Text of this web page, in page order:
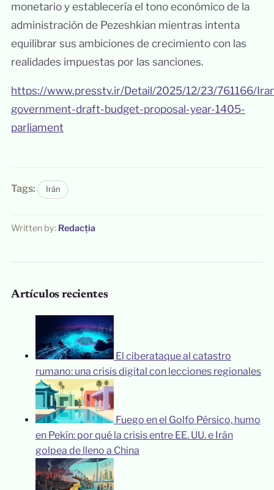
monetario y establecería el tono económico de la
administración de Pezeshkian mientras intenta
equilibrar sus ambiciones de crecimiento con las
realidades impuestas por las sanciones.
https://www.presstv.ir/Detail/2025/12/23/761166/
government-draft-budget-proposal-year-1405-
parliament
Tags: Irán
Written by: Redacția
Artículos recientes
El ciberataque al catastro
rumano: una crisis digital con lecciones regionales
Fuego en el Golfo Pérsico, humo
en Pekín: por qué la crisis entre EE. UU. e Irán
golpea de lleno a China